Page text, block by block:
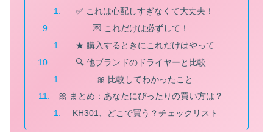
✅ これは心配しすぎなくて大丈夫！
💌 これだけは必ずして！
★ 購入するときにこれだけはやって
🔍 他ブランドのドライヤーと比較
🎀 比較してわかったこと
🎀 まとめ：あなたにぴったりの買い方は？
KH301、どこで買う？チェックリスト